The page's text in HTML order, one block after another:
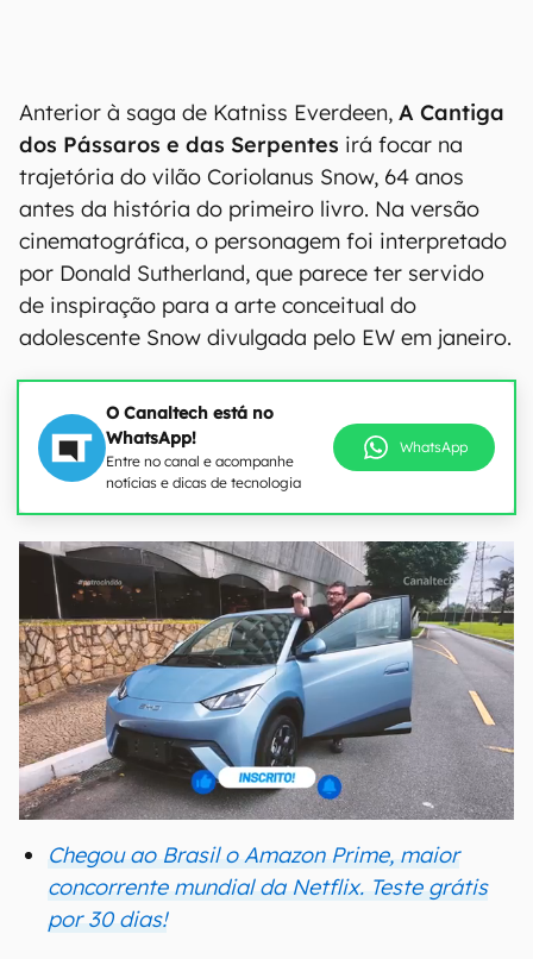
Anterior à saga de Katniss Everdeen, A Cantiga
dos Pássaros e das Serpentes irá focar na
trajetória do vilão Coriolanus Snow, 64 anos
antes da história do primeiro livro. Na versão
cinematográfica, o personagem foi interpretado
por Donald Sutherland, que parece ter servido
de inspiração para a arte conceitual do
adolescente Snow divulgada pelo EW em janeiro.
O Canaltech está no
WhatsApp!
Entre no canal e acompanhe
notícias e dicas de tecnologia
WhatsApp
Chegou ao Brasil o Amazon Prime, maior
concorrente mundial da Netflix. Teste grátis
por 30 dias!